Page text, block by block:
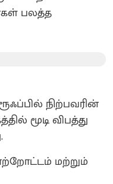
பலத்த
நிற்பவரின்
மூடி விபத்து
மற்றும்